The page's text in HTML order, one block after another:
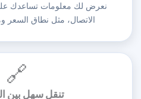
نعرض لك معلومات تساعدك
الاتصال، مثل نطاق السعر
🔗
تنقل سهل بين